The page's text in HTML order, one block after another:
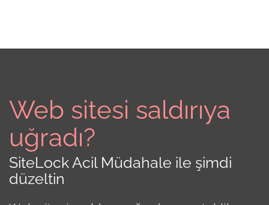
Web sitesi saldırıya
uğradı?
SiteLock Acil Müdahale ile şimdi
düzeltin